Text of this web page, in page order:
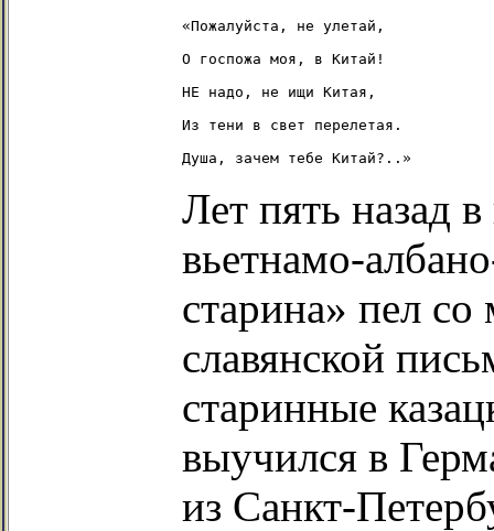
«Пожалуйста, не улетай,
О госпожа моя, в Китай!
НЕ надо, не ищи Китая,
Из тени в свет перелетая.
Лет пять назад
вьетнамо-
старина» пел
славянской
старинные
выучился в
из Санкт-